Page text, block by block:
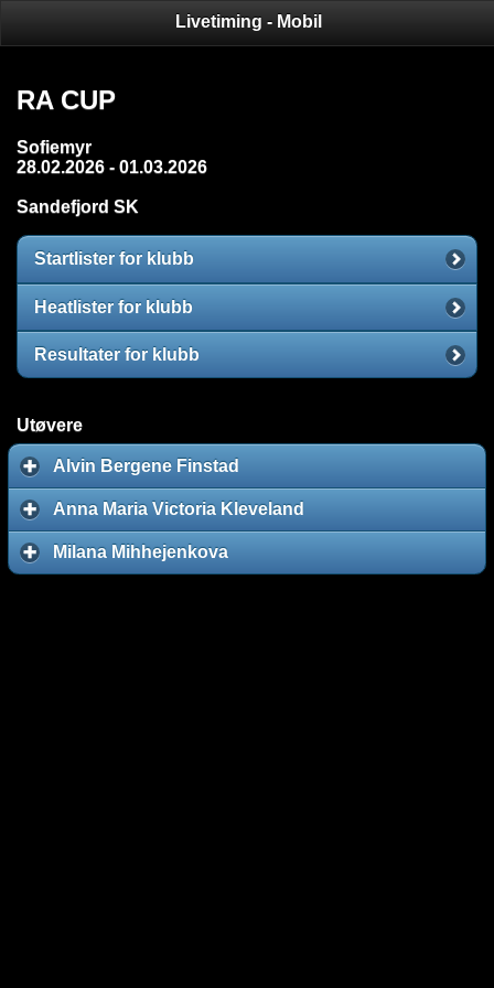
Livetiming - Mobil
RA CUP
Sofiemyr
28.02.2026 - 01.03.2026
Sandefjord SK
Startlister for klubb
Heatlister for klubb
Resultater for klubb
Utøvere
Alvin Bergene Finstad
Anna Maria Victoria Kleveland
Milana Mihhejenkova
Stevnedetaljer